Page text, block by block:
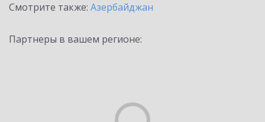
Смотрите также: Азербайджан
Партнеры в вашем регионе: